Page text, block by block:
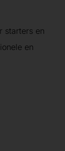
starters en
en